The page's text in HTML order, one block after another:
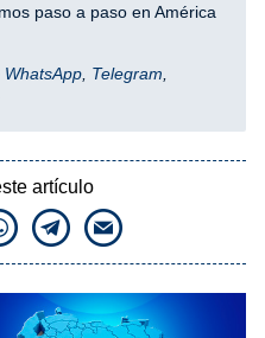
paso a paso en América
Telegram
artículo